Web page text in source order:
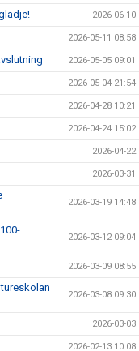
2026-06-10
2026-05-11 08:58
2026-05-05 09:01
2026-05-04 21:54
2026-04-28 10:21
2026-04-24 15:02
2026-04-22
2026-03-31
2026-03-19 14:48
2026-03-12 09:04
2026-03-09 08:55
2026-03-08 09:30
2026-03-03
2026-02-13 10:08